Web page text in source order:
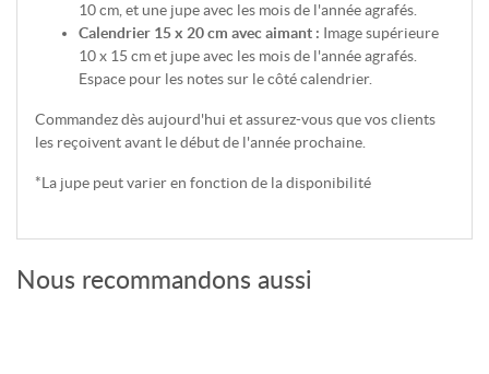
10 cm, et une jupe avec les mois de l'année agrafés.
Calendrier 15 x 20 cm avec aimant : Image supérieure
10 x 15 cm et jupe avec les mois de l'année agrafés.
Espace pour les notes sur le côté calendrier.
Commandez dès aujourd'hui et assurez-vous que vos clients
les reçoivent avant le début de l'année prochaine.
*La jupe peut varier en fonction de la disponibilité
Nous recommandons aussi